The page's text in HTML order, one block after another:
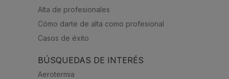
Alta de profesionales
Cómo darte de alta como profesional
Casos de éxito
BÚSQUEDAS DE INTERÉS
Aerotermia